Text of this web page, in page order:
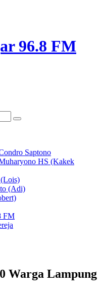
96.8 FM
Saptono
HS (Kakek
(Adi)
FM
Warga Lampung